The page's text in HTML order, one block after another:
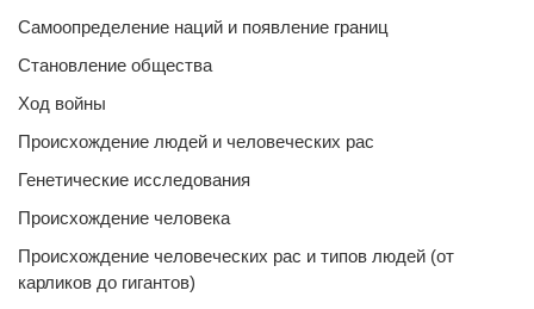
Самоопределение наций и появление границ
Становление общества
Ход войны
Происхождение людей и человеческих рас
Генетические исследования
Происхождение человека
Происхождение человеческих рас и типов людей (от
карликов до гигантов)